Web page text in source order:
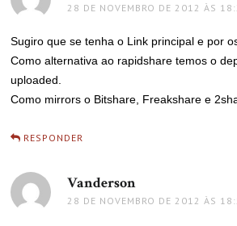
28 DE NOVEMBRO DE 2012 ÀS
Sugiro que se tenha o Link principal e por
Como alternativa ao rapidshare temos o
uploaded.
Como mirrors o Bitshare, Freakshare e
RESPONDER
Vanderson
28 DE NOVEMBRO DE 2012 ÀS